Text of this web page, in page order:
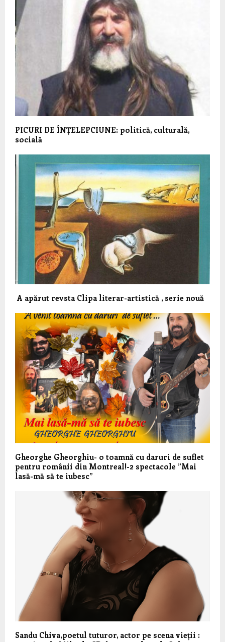
PICURI DE ÎNȚELEPCIUNE: politică, culturală,
socială
A apărut revsta Clipa literar-artistică , serie nouă
Gheorghe Gheorghiu- o toamnă cu daruri de suflet
pentru românii din Montreal!-2 spectacole ”Mai
lasă-mă să te iubesc”
Sandu Chiva,poetul tuturor, actor pe scena vieții :